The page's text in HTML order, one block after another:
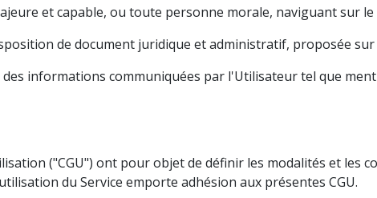
et capable, ou toute personne morale, naviguant sur le
de document juridique et administratif, proposée sur
informations communiquées par l'Utilisateur tel que
("CGU") ont pour objet de définir les modalités et les
du Service emporte adhésion aux présentes CGU.